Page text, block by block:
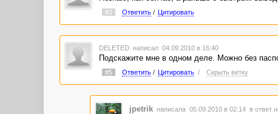
#3 Ответить/ Цитировать
DELETED написал 04.09.2010 в 16:40
Подскажите мне в одном деле. Можно без
#5 Ответить/ Цитировать / Скрыть ветку
jpetrik написала 05.09.2010 в 02:14 в ответ